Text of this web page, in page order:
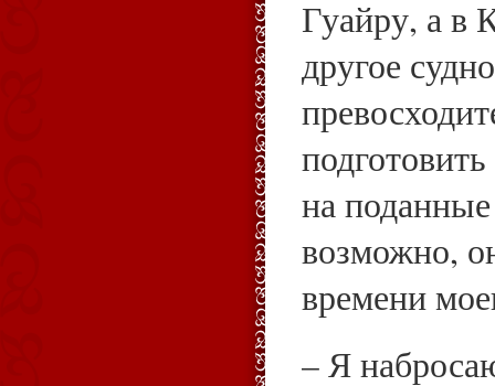
Гуайру, а в
другое
на
возможно,
времени
– Я